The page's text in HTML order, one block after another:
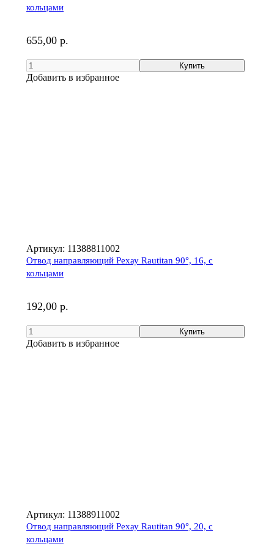
кольцами
655,00 р.
Добавить в избранное
Артикул: 11388811002
Отвод направляющий Рехау Rautitan 90°, 16, с
кольцами
192,00 р.
Добавить в избранное
Артикул: 11388911002
Отвод направляющий Рехау Rautitan 90°, 20, с
кольцами